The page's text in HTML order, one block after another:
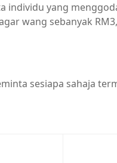
individu yang
wang sebanyak
sesiapa sahaja